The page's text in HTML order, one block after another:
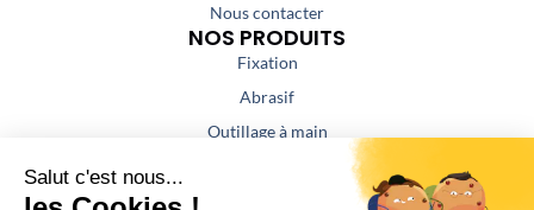
Nous contacter
NOS PRODUITS
Fixation
Abrasif
Outillage à main